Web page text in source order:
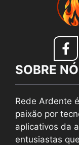
SOBRE
Rede Ardente
paixão por
aplicativos da
entusiastas